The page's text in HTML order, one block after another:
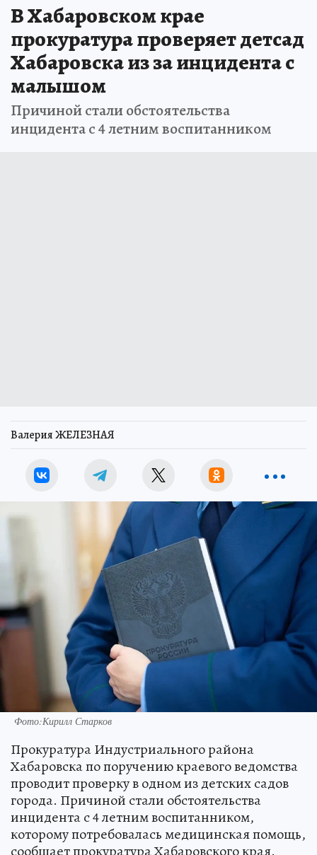
В Хабаровском крае
прокуратура проверяет детсад
Хабаровска из за инцидента с
малышом
Причиной стали обстоятельства
инцидента с 4 летним воспитанником
Валерия ЖЕЛЕЗНАЯ
Фото:Кирилл Старков
Прокуратура Индустриального района
Хабаровска по поручению краевого ведомства
проводит проверку в одном из детских садов
города. Причиной стали обстоятельства
инцидента с 4 летним воспитанником,
которому потребовалась медицинская помощь,